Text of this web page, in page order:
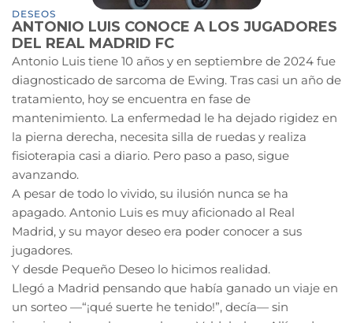
DESEOS
ANTONIO LUIS CONOCE A LOS JUGADORES
DEL REAL MADRID FC
Antonio Luis tiene 10 años y en septiembre de 2024 fue
diagnosticado de sarcoma de Ewing. Tras casi un año de
tratamiento, hoy se encuentra en fase de
mantenimiento. La enfermedad le ha dejado rigidez en
la pierna derecha, necesita silla de ruedas y realiza
fisioterapia casi a diario. Pero paso a paso, sigue
avanzando.
A pesar de todo lo vivido, su ilusión nunca se ha
apagado. Antonio Luis es muy aficionado al Real
Madrid, y su mayor deseo era poder conocer a sus
jugadores.
Y desde Pequeño Deseo lo hicimos realidad.
Llegó a Madrid pensando que había ganado un viaje en
un sorteo —“¡qué suerte he tenido!”, decía— sin